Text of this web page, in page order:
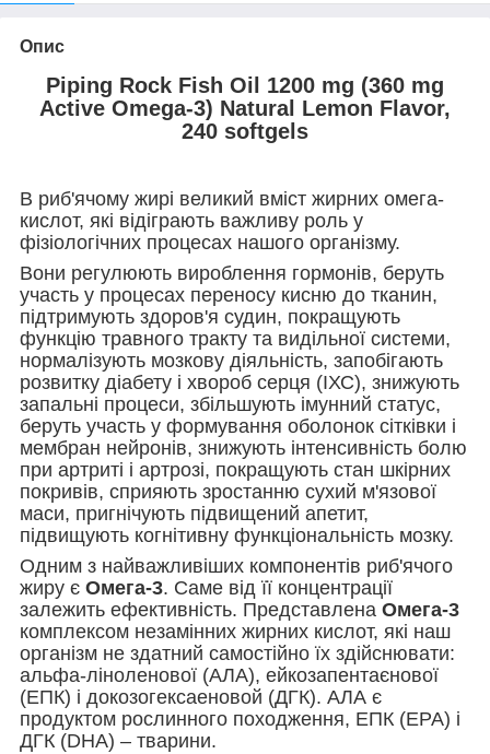
Опис
Piping Rock Fish Oil 1200 mg (360 mg
Active Omega-3) Natural Lemon Flavor,
240 softgels
В риб'ячому жирі великий вміст жирних омега-
кислот, які відіграють важливу роль у
фізіологічних процесах нашого організму.
Вони регулюють вироблення гормонів, беруть
участь у процесах переносу кисню до тканин,
підтримують здоров'я судин, покращують
функцію травного тракту та видільної системи,
нормалізують мозкову діяльність, запобігають
розвитку діабету і хвороб серця (ІХС), знижують
запальні процеси, збільшують імунний статус,
беруть участь у формування оболонок сітківки і
мембран нейронів, знижують інтенсивність болю
при артриті і артрозі, покращують стан шкірних
покривів, сприяють зростанню сухий м'язової
маси, пригнічують підвищений апетит,
підвищують когнітивну функціональність мозку.
Одним з найважливіших компонентів риб'ячого
жиру є Омега-3. Саме від її концентрації
залежить ефективність. Представлена Омега-3
комплексом незамінних жирних кислот, які наш
організм не здатний самостійно їх здійснювати:
альфа-ліноленової (АЛА), ейкозапентаєнової
(ЕПК) і докозогексаеновой (ДГК). АЛА є
продуктом рослинного походження, ЕПК (EPA) і
ДГК (DHA) – тварини.